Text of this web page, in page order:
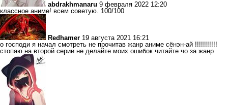
abdrakhmanaru 9 февраля 2022 12:20
классное аниме! всем советую. 100/100
Redhamer 19 августа 2021 16:21
о господи я начал смотреть не прочитав жанр аниме сёнэн-ай !!!!!!!!!!!
стопаю на второй серии не делайте моих ошибок читайте чо за жанр